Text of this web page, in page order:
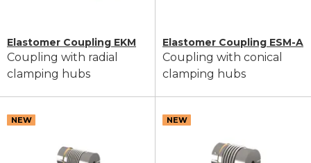
Elastomer Coupling EKM
Coupling with radial
clamping hubs
Elastomer Coupling ESM-A
Coupling with conical
clamping hubs
NEW NEW